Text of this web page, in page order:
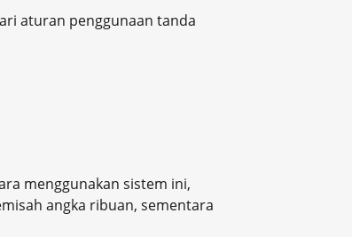
aturan penggunaan tanda
menggunakan sistem ini,
angka ribuan, sementara